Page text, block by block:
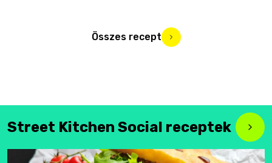
Összes recept
Street Kitchen Social receptek